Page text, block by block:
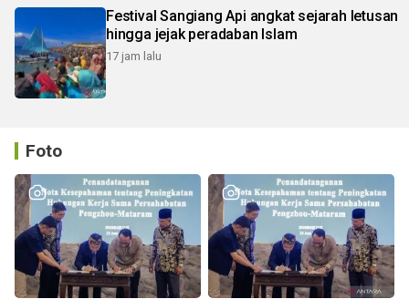
Festival Sangiang Api angkat sejarah letusan
hingga jejak peradaban Islam
17 jam lalu
Foto